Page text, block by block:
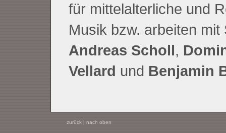
für mittelalterliche und
Musik bzw. arbeiten mit
Andreas Scholl,
Vellard und Benjamin
zurück| nach oben